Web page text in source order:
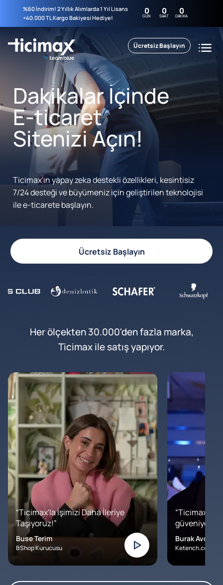
%60 İndirim! 2 Yıllık Alımlarda 1 Yıl Lisans
+40.000 TL Kargo Bakiyesi Hediye!
0
GÜN 0
SAAT 0
DAKIKA
Ücretsiz Başlayın
Dakikalar İçinde
E-ticaret
Sitenizi Açın!
Ticimax'ın yapay zeka destekli özellikleri, kesintisiz
7/24 desteği ve büyümeniz için geliştirilen teknolojisi
ile e-ticarete başlayın.
Ücretsiz Başlayın
Her ölçekten 30.000'den fazla marka,
Ticimax ile satış yapıyor.
“Ticimax'la İşimizi Daha İleriye
Taşıyoruz!”
Buse Terim
BShop Kurucusu
“Ticimax'a
Burak Avcılar
Ketench.com –